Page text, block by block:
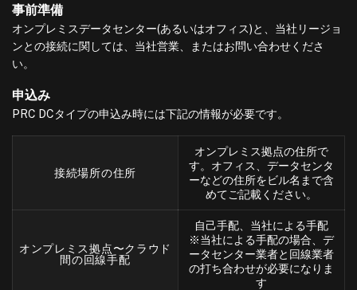
事前準備
オンプレミスデータセンター(あるいはオフィス)と、当社リージョ
ンとの接続に関しては、当社営業、またはお問い合わせくださ
い。
申込み
PRC DCタイプの申込み時には下記の情報が必要です。
接続場所の住所
オンプレミス拠点の住所で
す。オフィス、データセンタ
ーなどの住所をビル名まで含
めてご記載ください。
オンプレミス拠点〜クラウド
間の回線手配
自己手配、当社による手配
※当社による手配の場合、デ
ータセンター業者と回線業者
の打ち合わせが必要になりま
す